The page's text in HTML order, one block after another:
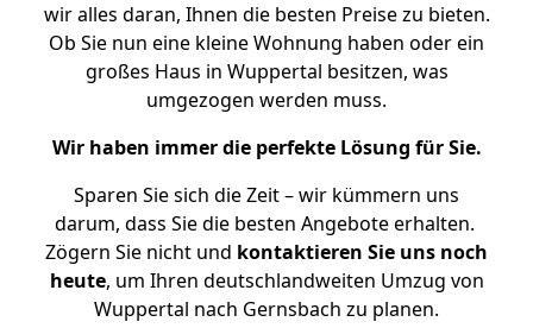
wir alles daran, Ihnen die besten Preise zu bieten.
Ob Sie nun eine kleine Wohnung haben oder ein
großes Haus in Wuppertal besitzen, was
umgezogen werden muss.
Wir haben immer die perfekte Lösung für Sie.
Sparen Sie sich die Zeit – wir kümmern uns
darum, dass Sie die besten Angebote erhalten.
Zögern Sie nicht und kontaktieren Sie uns noch
heute, um Ihren deutschlandweiten Umzug von
Wuppertal nach Gernsbach zu planen.